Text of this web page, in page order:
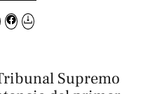
Supremo